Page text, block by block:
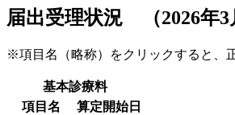
届出受理状況 （2026年3
※項目名（略称）をクリックすると、
基本診療料
項目名
算定開始日